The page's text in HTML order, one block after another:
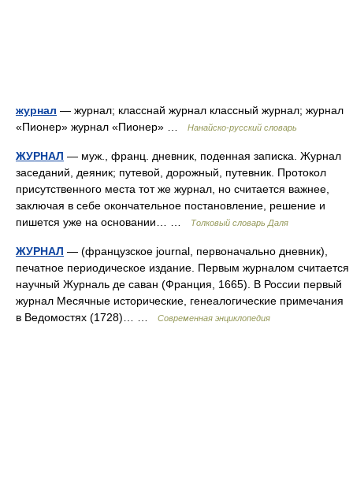
журнал — журнал; класснай журнал классный журнал; журнал
«Пионер» журнал «Пионер» …
Нанайско-русский словарь
ЖУРНАЛ — муж., франц. дневник, поденная записка. Журнал
заседаний, деяник; путевой, дорожный, путевник. Протокол
присутственного места тот же журнал, но считается важнее,
заключая в себе окончательное постановление, решение и
пишется уже на основании… …
Толковый словарь Даля
ЖУРНАЛ — (французское journal, первоначально дневник),
печатное периодическое издание. Первым журналом считается
научный Журналь де саван (Франция, 1665). В России первый
журнал Месячные исторические, генеалогические примечания
в Ведомостях (1728)… …
Современная энциклопедия